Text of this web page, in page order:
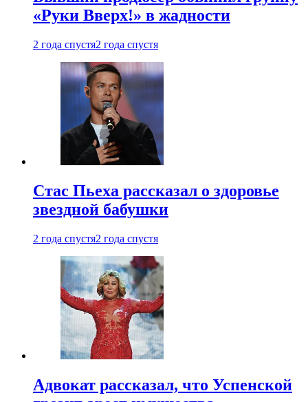
«Руки Вверх!» в жадности
2 года спустя2 года спустя
Стас Пьеха рассказал о здоровье
звездной бабушки
2 года спустя2 года спустя
Адвокат рассказал, что Успенской